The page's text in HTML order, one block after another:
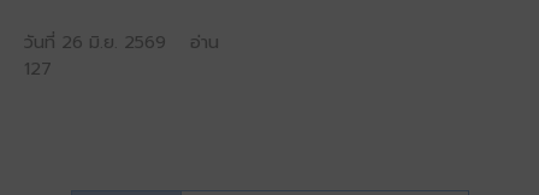
วันที่ 26 มิ.ย. 2569 อ่าน
127